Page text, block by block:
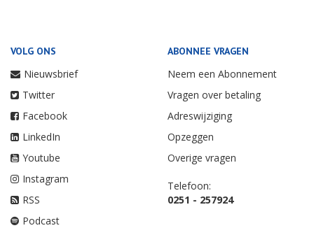
VOLG ONS
Nieuwsbrief
Twitter
Facebook
LinkedIn
Youtube
Instagram
RSS
Podcast
ABONNEE VRAGEN
Neem een Abonnement
Vragen over betaling
Adreswijziging
Opzeggen
Overige vragen
Telefoon:
0251 - 257924